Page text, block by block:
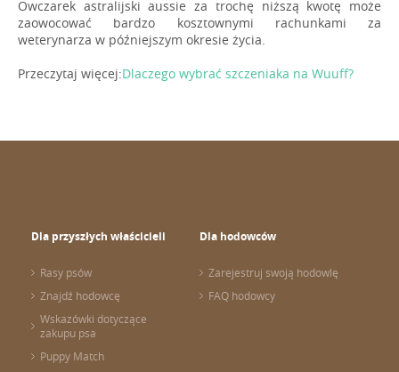
Owczarek astralijski aussie za trochę niższą kwotę może
zaowocować bardzo kosztownymi rachunkami za
weterynarza w późniejszym okresie życia.
Przeczytaj więcej:Dlaczego wybrać szczeniaka na Wuuff?
Dla przyszłych właścicieli
Rasy psów
Znajdź hodowcę
Wskazówki dotyczące
zakupu psa
Puppy Match
Dla hodowców
Zarejestruj swoją hodowlę
FAQ hodowcy